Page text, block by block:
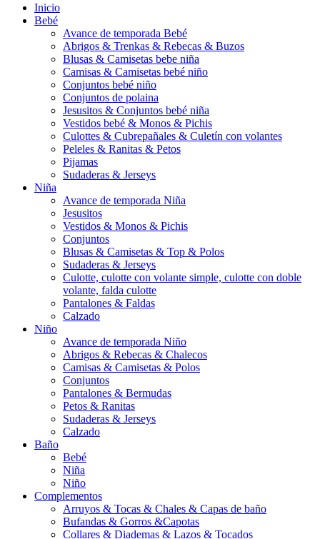
Inicio
Bebé
Avance de temporada Bebé
Abrigos & Trenkas & Rebecas & Buzos
Blusas & Camisetas bebe niña
Camisas & Camisetas bebé niño
Conjuntos bebé niño
Conjuntos de polaina
Jesusitos & Conjuntos bebé niña
Vestidos bebé & Monos & Pichis
Culottes & Cubrepañales & Culetín con volantes
Peleles & Ranitas & Petos
Pijamas
Sudaderas & Jerseys
Niña
Avance de temporada Niña
Jesusitos
Vestidos & Monos & Pichis
Conjuntos
Blusas & Camisetas & Top & Polos
Sudaderas & Jerseys
Culotte, culotte con volante simple, culotte con doble
volante, falda culotte
Pantalones & Faldas
Calzado
Niño
Avance de temporada Niño
Abrigos & Rebecas & Chalecos
Camisas & Camisetas & Polos
Conjuntos
Pantalones & Bermudas
Petos & Ranitas
Sudaderas & Jerseys
Calzado
Baño
Bebé
Niña
Niño
Complementos
Arruyos & Tocas & Chales & Capas de baño
Bufandas & Gorros &Capotas
Collares & Diademas & Lazos & Tocados